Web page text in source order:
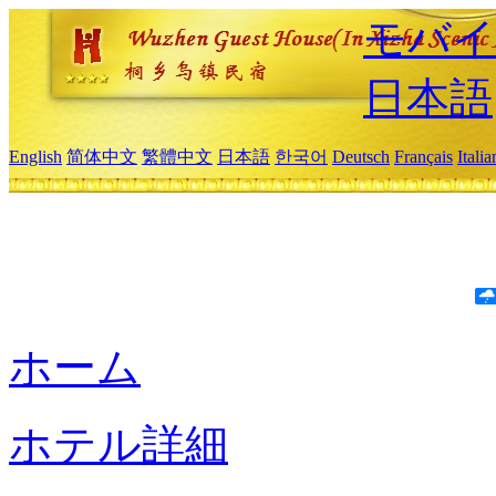
モバ
日本語
English 简体中文 繁體中文 日本語 한국어 Deutsch Français
ホーム
ホテル詳細